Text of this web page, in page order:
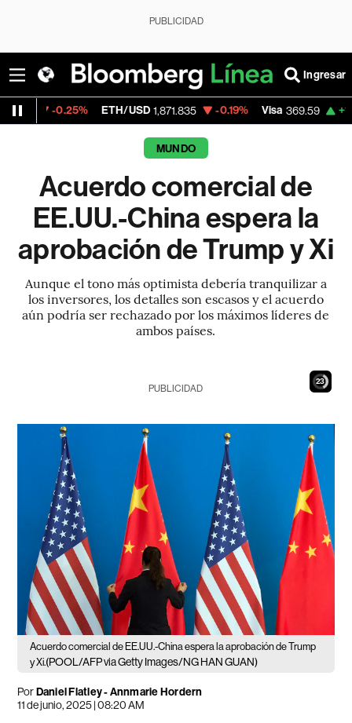
PUBLICIDAD
Ingresar
ETH/USD 1,871.835 -0.19% Visa 369.59 +1.07%
MUNDO
Acuerdo comercial de
EE.UU.-China espera la
aprobación de Trump y Xi
Aunque el tono más optimista debería tranquilizar a
los inversores, los detalles son escasos y el acuerdo
aún podría ser rechazado por los máximos líderes de
ambos países.
21
PUBLICIDAD
Acuerdo comercial de EE.UU.-China espera la aprobación de Trump
y Xi.(POOL/AFP via Getty Images/NG HAN GUAN)
PorDaniel Flatley - Annmarie Hordern
11 de junio, 2025 | 08:20 AM